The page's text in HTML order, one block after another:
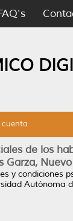
cuenta
de los
Garza,
y condiciones
Autónoma